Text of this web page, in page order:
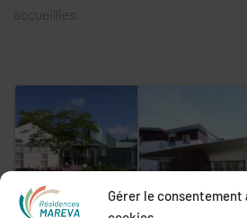
Gérer le consentement
accueillies.